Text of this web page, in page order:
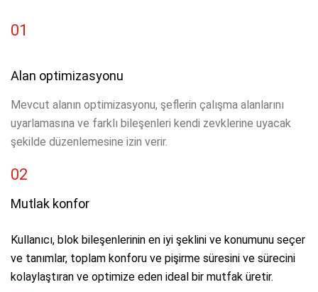
01
Alan optimizasyonu
Mevcut alanın optimizasyonu, şeflerin çalışma alanlarını
uyarlamasına ve farklı bileşenleri kendi zevklerine uyacak
şekilde düzenlemesine izin verir.
02
Mutlak konfor
Kullanıcı, blok bileşenlerinin en iyi şeklini ve konumunu seçer
ve tanımlar, toplam konforu ve pişirme süresini ve sürecini
kolaylaştıran ve optimize eden ideal bir mutfak üretir.